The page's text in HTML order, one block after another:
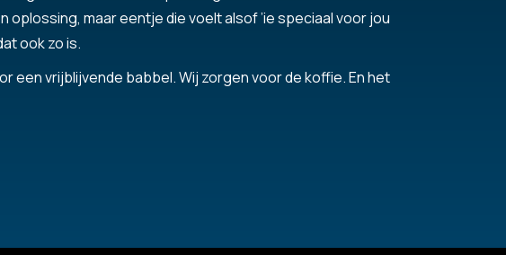
maar eentje die voelt alsof ’ie speciaal voor jou
ook zo is.
een vrijblijvende babbel. Wij zorgen voor de koffie. En het